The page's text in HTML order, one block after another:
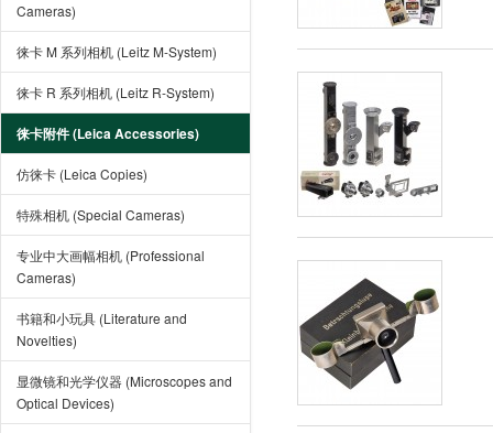
Cameras)
徕卡 M 系列相机 (Leitz M-System)
徕卡 R 系列相机 (Leitz R-System)
徕卡附件 (Leica Accessories)
仿徕卡 (Leica Copies)
特殊相机 (Special Cameras)
专业中大画幅相机 (Professional
Cameras)
书籍和小玩具 (Literature and
Novelties)
显微镜和光学仪器 (Microscopes and
Optical Devices)